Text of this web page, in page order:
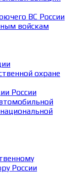
ВС России
войскам
охране
России
России